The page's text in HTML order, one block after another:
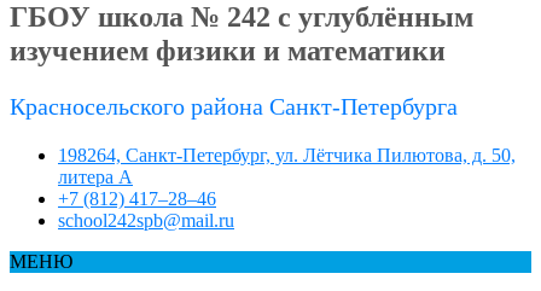
ГБОУ школа № 242 с углублённым
изучением физики и математики
Красносельского района Санкт-Петербурга
198264, Санкт-Петербург, ул. Лётчика Пилютова, д. 50,
литера А
+7 (812) 417–28–46
school242spb@mail.ru
МЕНЮ